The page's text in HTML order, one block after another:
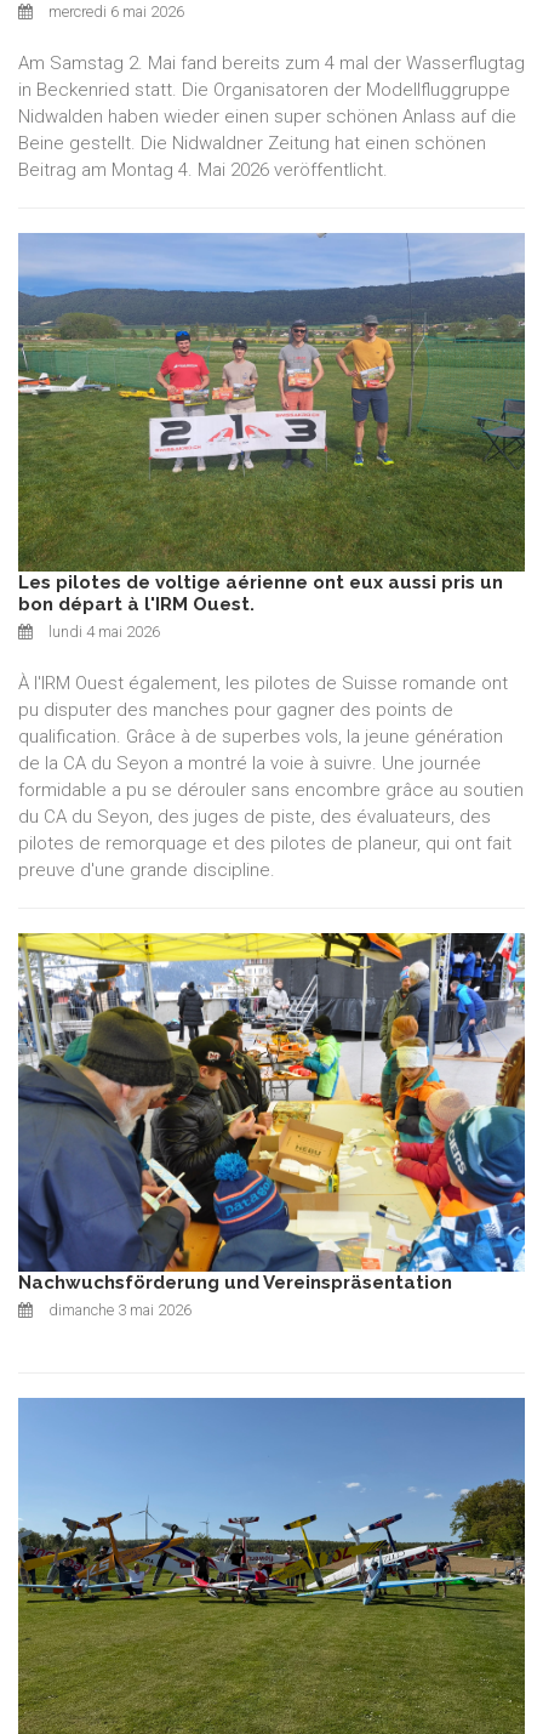
mercredi 6 mai 2026
Am Samstag 2. Mai fand bereits zum 4 mal der Wasserflugtag
in Beckenried statt. Die Organisatoren der Modellfluggruppe
Nidwalden haben wieder einen super schönen Anlass auf die
Beine gestellt. Die Nidwaldner Zeitung hat einen schönen
Beitrag am Montag 4. Mai 2026 veröffentlicht.
Les pilotes de voltige aérienne ont eux aussi pris un
bon départ à l'IRM Ouest.
lundi 4 mai 2026
À l'IRM Ouest également, les pilotes de Suisse romande ont
pu disputer des manches pour gagner des points de
qualification. Grâce à de superbes vols, la jeune génération
de la CA du Seyon a montré la voie à suivre. Une journée
formidable a pu se dérouler sans encombre grâce au soutien
du CA du Seyon, des juges de piste, des évaluateurs, des
pilotes de remorquage et des pilotes de planeur, qui ont fait
preuve d'une grande discipline.
Nachwuchsförderung und Vereinspräsentation
dimanche 3 mai 2026